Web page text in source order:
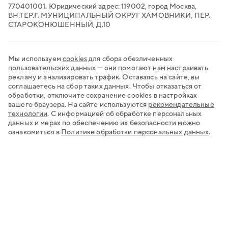
770401001. Юридический адрес: 119002, город Москва,
ВН.ТЕР.Г. МУНИЦИПАЛЬНЫЙ ОКРУГ ХАМОВНИКИ, ПЕР.
СТАРОКОНЮШЕННЫЙ, Д.10
Мы используем cookiesдля сбора обезличенных
пользовательских данных — они помогают нам настраивать
рекламу и анализировать трафик. Оставаясь на сайте, вы
соглашаетесь на сбор таких данных. Чтобы отказаться от
обработки, отключите сохранение cookies в настройках
вашего браузера. На сайте используются рекомендательные
технологии. С информацией об обработке персональных
данных и мерах по обеспечению их безопасности можно
ознакомиться в Политике обработки персональных данных.